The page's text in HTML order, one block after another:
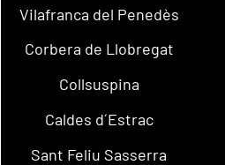
Vilafranca del Penedès
Corbera de Llobregat
Collsuspina
Caldes d´Estrac
Sant Feliu Sasserra